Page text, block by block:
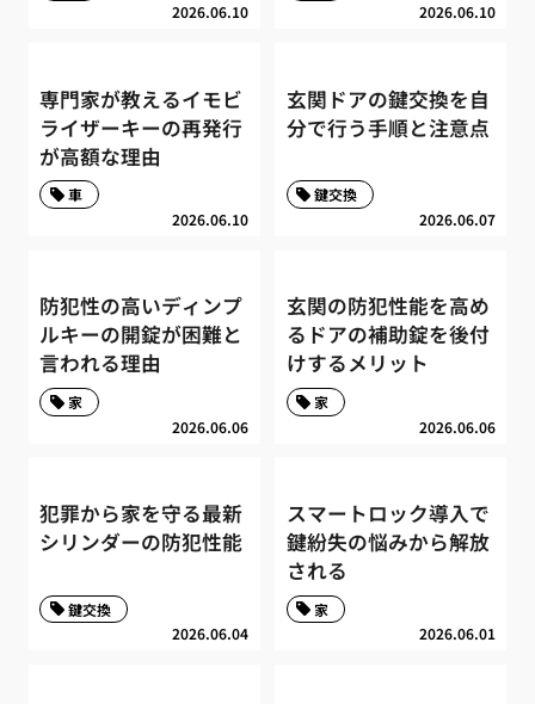
2026.06.10 2026.06.10
専門家が教えるイモビ
ライザーキーの再発行
が高額な理由
2026.06.10
車
玄関ドアの鍵交換を自
分で行う手順と注意点
2026.06.07
鍵交換
防犯性の高いディンプ
ルキーの開錠が困難と
言われる理由
2026.06.06
家
玄関の防犯性能を高め
るドアの補助錠を後付
けするメリット
2026.06.06
家
犯罪から家を守る最新
シリンダーの防犯性能
2026.06.04
鍵交換
スマートロック導入で
鍵紛失の悩みから解放
される
2026.06.01
家